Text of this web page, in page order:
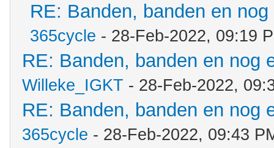
RE: Banden, banden en
365cycle - 28-Feb-2022, 09:19
RE: Banden, banden en nog
Willeke_IGKT - 28-Feb-2022,
RE: Banden, banden en nog
365cycle - 28-Feb-2022, 09:43